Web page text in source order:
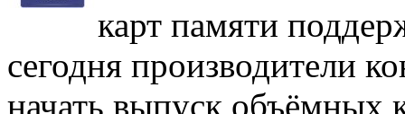
карт памяти
сегодня производители
начать выпуск объёмных